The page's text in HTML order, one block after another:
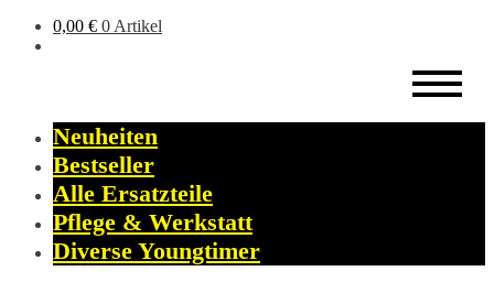
0,00 € 0 Artikel
Neuheiten
Bestseller
Alle Ersatzteile
Pflege & Werkstatt
Diverse Youngtimer